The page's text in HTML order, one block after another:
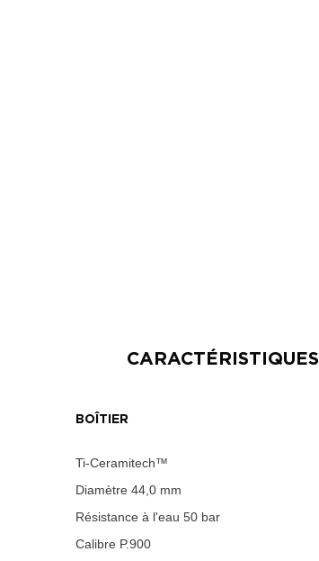
CARACTÉRISTIQUES
BOÎTIER
Ti-Ceramitech™
Diamètre 44,0 mm
Résistance à l'eau 50 bar
Calibre P.900